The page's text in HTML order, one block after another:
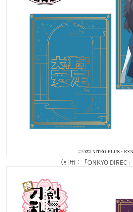
（引用：「ONKYO DIREC」